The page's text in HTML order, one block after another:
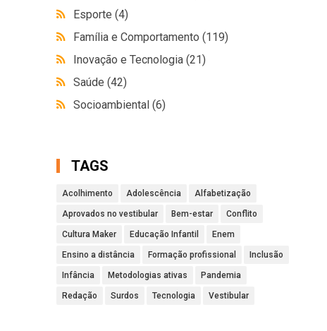
Esporte(4)
Família e Comportamento(119)
Inovação e Tecnologia(21)
Saúde(42)
Socioambiental(6)
TAGS
Acolhimento Adolescência Alfabetização
Aprovados no vestibular Bem-estar Conflito
Cultura Maker Educação Infantil Enem
Ensino a distância Formação profissional Inclusão
Infância Metodologias ativas Pandemia
Redação Surdos Tecnologia Vestibular